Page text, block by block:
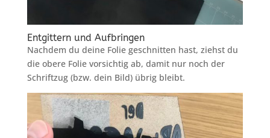
Entgittern und Aufbringen
Nachdem du deine Folie geschnitten hast, ziehst du
die obere Folie vorsichtig ab, damit nur noch der
Schriftzug (bzw. dein Bild) übrig bleibt.